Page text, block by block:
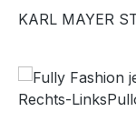
KARL MAYER
Salta la galleria